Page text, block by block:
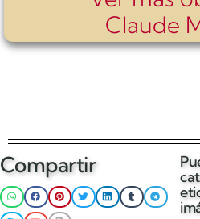
Claude
Compartir